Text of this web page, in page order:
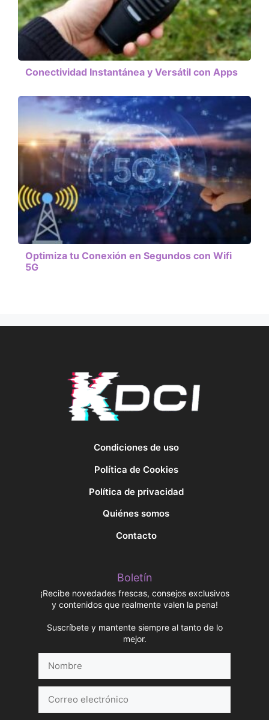
Conectividad Instantánea y Versátil con Apps
Optimiza tu Conexión en Segundos con Wifi
5G
Condiciones de uso
Política de Cookies
Política de privacidad
Quiénes somos
Contacto
Boletín
¡Recibe novedades frescas, consejos exclusivos
y contenidos que realmente valen la pena!
Suscríbete y mantente siempre al tanto de lo
mejor.
electrónico